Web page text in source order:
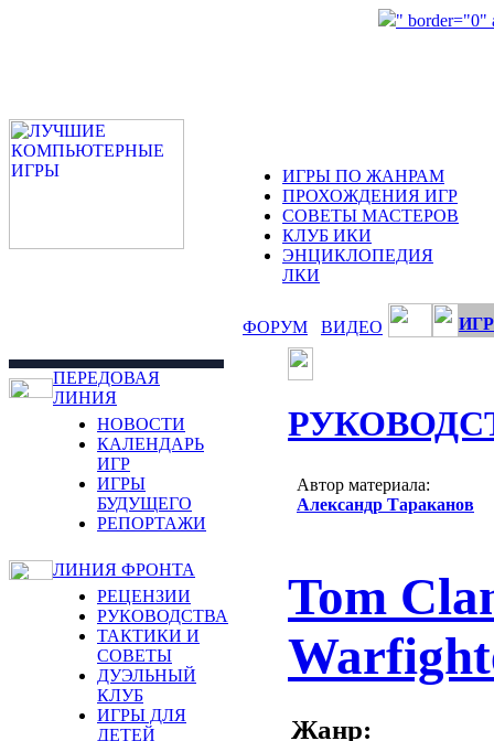
" border="0"
ИГРЫ ПО ЖАНРАМ
ПРОХОЖДЕНИЯ ИГР
СОВЕТЫ МАСТЕРОВ
КЛУБ ИКИ
ЭНЦИКЛОПЕДИЯ
ЛКИ
ФОРУМ ВИДЕО
ПЕРЕДОВАЯ
ЛИНИЯ
НОВОСТИ
КАЛЕНДАРЬ
ИГР
ИГРЫ
БУДУЩЕГО
РЕПОРТАЖИ
ЛИНИЯ ФРОНТА
РЕЦЕНЗИИ
РУКОВОДСТВА
ТАКТИКИ И
СОВЕТЫ
ДУЭЛЬНЫЙ
КЛУБ
ИГРЫ ДЛЯ
ДЕТЕЙ
Автор материала:
Александр Тараканов
Tom
Жанр: